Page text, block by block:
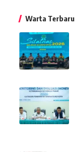
Warta Terbaru